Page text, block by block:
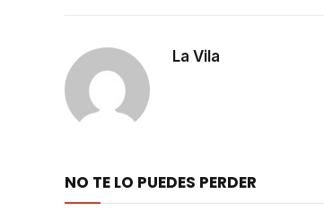
La Vila
NO TE LO PUEDES PERDER